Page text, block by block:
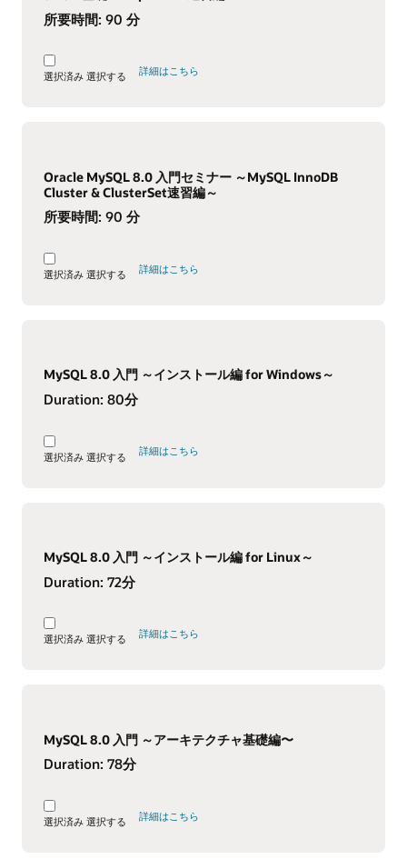
所要時間: 90 分
選択済み 選択する 詳細はこちら
Oracle MySQL 8.0 入門セミナー ～MySQL InnoDB
Cluster & ClusterSet速習編～
所要時間: 90 分
選択済み 選択する 詳細はこちら
MySQL 8.0 入門 ～インストール編 for Windows～
Duration: 80分
選択済み 選択する 詳細はこちら
MySQL 8.0 入門 ～インストール編 for Linux～
Duration: 72分
選択済み 選択する 詳細はこちら
MySQL 8.0 入門 ～アーキテクチャ基礎編〜
Duration: 78分
選択済み 選択する 詳細はこちら